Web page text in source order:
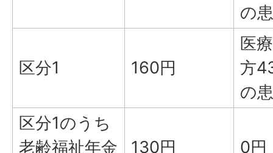
の
区分1 160円
医
方
の
区分1のうち
老齢福祉年金
130円 0円